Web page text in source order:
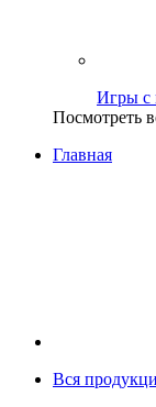
Игры с
Посмотреть
Главная
Вся